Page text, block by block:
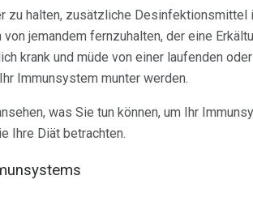
zu halten, zusätzliche Desinfektionsmittel
jemandem fernzuhalten, der eine
krank und müde von einer laufenden
Immunsystem munter werden.
was Sie tun können, um Ihr
Ihre Diät betrachten.